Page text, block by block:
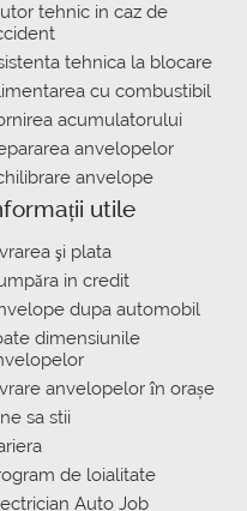
tehnic in caz de
tehnica la blocare
cu combustibil
acumulatorului
anvelopelor
anvelope
utile
şi plata
in credit
dupa automobil
dimensiunile
anvelopelor în orașe
sa stii
de loialitate
Auto Job